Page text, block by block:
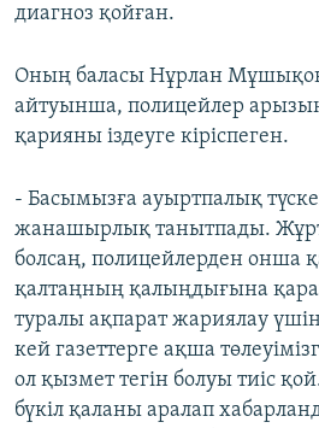
диагноз қойған.
Оның баласы Нұрлан
айтуынша, полицейлер
қарияны іздеуге кіріспеген.
- Басымызға ауыртпалық
жанашырлық танытпады.
болсаң, полицейлерден онша
қалтаңның қалыңдығына
туралы ақпарат жариялау
кей газеттерге ақша
ол қызмет тегін болуы тиіс
бүкіл қаланы аралап